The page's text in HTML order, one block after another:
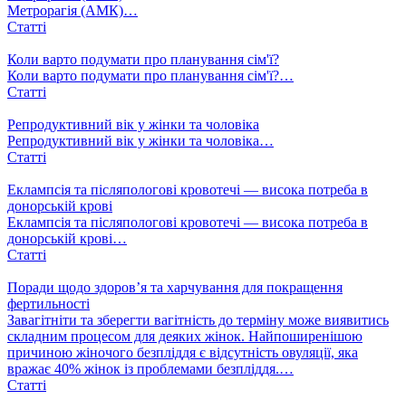
Метрорагія (АМК)…
Статті
Коли варто подумати про планування сім'ї?
Коли варто подумати про планування сім'ї?…
Статті
Репродуктивний вік у жінки та чоловіка
Репродуктивний вік у жінки та чоловіка…
Статті
Еклампсія та післяпологові кровотечі — висока потреба в
донорській крові
Еклампсія та післяпологові кровотечі — висока потреба в
донорській крові…
Статті
Поради щодо здоров’я та харчування для покращення
фертильності
Завагітніти та зберегти вагітність до терміну може виявитись
складним процесом для деяких жінок. Найпоширенішою
причиною жіночого безпліддя є відсутність овуляції, яка
вражає 40% жінок із проблемами безпліддя.…
Статті